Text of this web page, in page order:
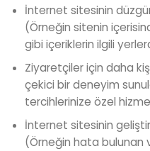
İnternet sitesinin
(Örneğin sitenin
gibi içeriklerin ilgili
Ziyaretçiler için daha
çekici bir deneyim
tercihlerinize özel
İnternet sitesinin
(Örneğin hata